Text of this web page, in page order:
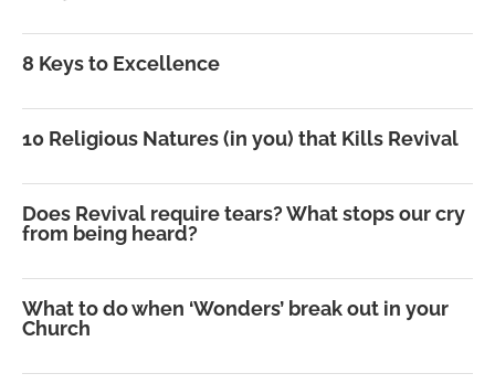
8 Keys to Excellence
10 Religious Natures (in you) that Kills Revival
Does Revival require tears? What stops our cry
from being heard?
What to do when ‘Wonders’ break out in your
Church